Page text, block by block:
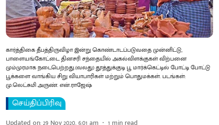
கார்த்திகை தீபத்திருவிழா இன்று கொண்டாடப்படுவதை முன்னிட்டு,
பாளையங்கோட்டை தினசரி சந்தையில் அகல்விளக்குகள் விற்பனை
மும்முரமாக நடைபெற்றது.(வலது) தூத்துக்குடி பூ மார்க்கெட்டில் போட்டி போட்டு
பூக்களை வாங்கிய சிறு வியாபாரிகள் மற்றும் பொதுமக்கள். படங்கள்:
மு.லெட்சுமி அருண். என்.ராஜேஷ்
செய்திப்பிரிவு
Updated on:29 Nov 2020, 6:01 am 1 min read